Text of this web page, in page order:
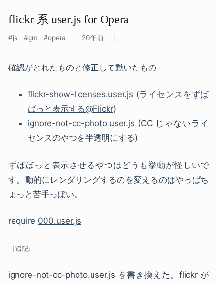
flickr 系 user.js for Opera
js gm opera 20年前
確認がとれたものと修正して動いたもの
flickr-show-licenses.user.js (ライセンスをずば
ばっと表示する@Flickr)
ignore-not-cc-photo.user.js (CC じゃないライ
センスのやつを半透明にする)
ずばばっと表示させるやつはどうも挙動が怪しいで
す。動的にレンダリングするのを変えるのはやっぱち
ょっと苦手っぽい。
require 000.user.js
ignore-not-cc-photo.user.js を書き換えた。flickr が